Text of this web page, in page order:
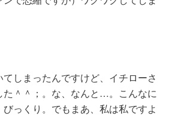
しまったんですけど、イチローさ
た＾＾；。な、なんと…。こんなに
っくり。でもまあ、私は私ですよ